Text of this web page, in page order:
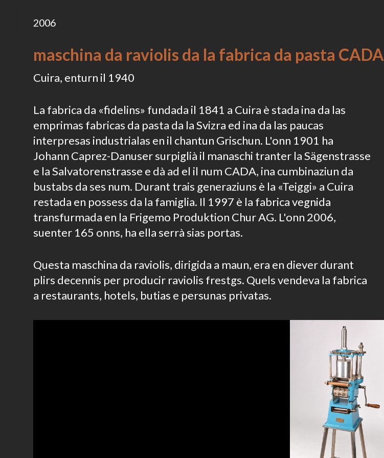
2006
maschina da raviolis da la fabrica da pasta CADA
Cuira, enturn il 1940
La fabrica da «fidelins» fundada il 1841 a Cuira è stada ina da las
emprimas fabricas da pasta da la Svizra ed ina da las paucas
interpresas industrialas en il chantun Grischun. L'onn 1901 ha
Johann Caprez-Danuser surpiglià il manaschi tranter la Sägenstrasse
e la Salvatorenstrasse e dà ad el il num CADA, ina cumbinaziun da
bustabs da ses num. Durant trais generaziuns è la «Teiggi» a Cuira
restada en possess da la famiglia. Il 1997 è la fabrica vegnida
transfurmada en la Frigemo Produktion Chur AG. L'onn 2006,
suenter 165 onns, ha ella serrà sias portas.
Questa maschina da raviolis, dirigida a maun, era en diever durant
plirs decennis per producir raviolis frestgs. Quels vendeva la fabrica
a restaurants, hotels, butias e persunas privatas.